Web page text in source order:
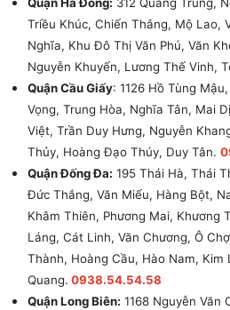
Triều Khúc, Chiến Thắng, Mộ Lao,
Nghĩa, Khu Đô Thị Văn Phú, Văn
Nguyễn Khuyến, Lương Thế Vinh,
Quận Cầu Giấy: 1126 Hồ Tùng
Vọng, Trung Hòa, Nghĩa Tân, Mai
Việt, Trần Duy Hưng, Nguyễn
Thủy, Hoàng Đạo Thúy, Duy Tân.
Quận Đống Đa: 195 Thái Hà, Thái
Đức Thắng, Văn Miếu, Hàng Bột,
Khâm Thiên, Phương Mai, Khương
Láng, Cát Linh, Văn Chương, Ô
Thành, Hoàng Cầu, Hào Nam, Kim
Quang. 0938.54.54.58
Quận Long Biên: 1168 Nguyễn Văn